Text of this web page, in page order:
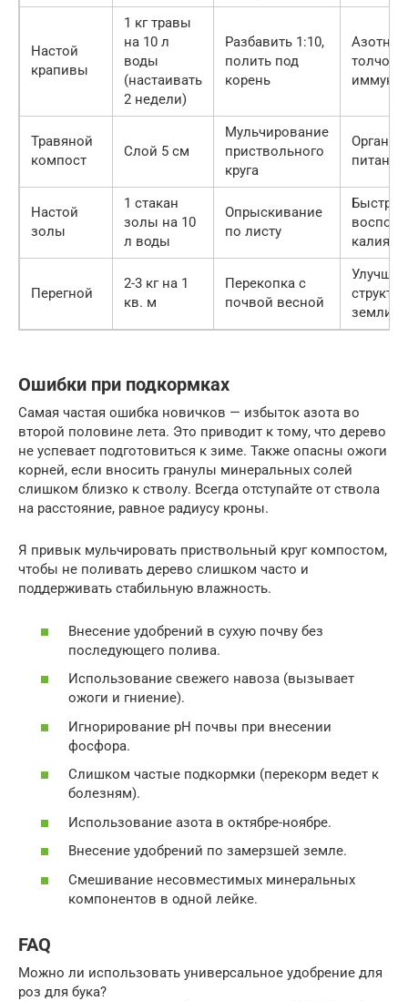
Настой
крапивы
1 кг травы
на 10 л
воды
(настаивать
2 недели)
Разбавить 1:10,
полить под
корень
толчок,
Травяной
компост
Слой 5 см
Мульчирование
приствольного
круга
питание
Настой
золы
1 стакан
золы на 10
л воды
Опрыскивание
по листу
Быстрое
калия
Перегной
2-3 кг на 1
кв. м
Перекопка с
почвой весной
земли
Ошибки при подкормках
Самая частая ошибка новичков — избыток азота во
второй половине лета. Это приводит к тому, что дерево
не успевает подготовиться к зиме. Также опасны ожоги
корней, если вносить гранулы минеральных солей
слишком близко к стволу. Всегда отступайте от ствола
на расстояние, равное радиусу кроны.
Я привык мульчировать приствольный круг компостом,
чтобы не поливать дерево слишком часто и
поддерживать стабильную влажность.
Внесение удобрений в сухую почву без
последующего полива.
Использование свежего навоза (вызывает
ожоги и гниение).
Игнорирование pH почвы при внесении
фосфора.
Слишком частые подкормки (перекорм ведет к
болезням).
Использование азота в октябре-ноябре.
Внесение удобрений по замерзшей земле.
Смешивание несовместимых минеральных
компонентов в одной лейке.
FAQ
Можно ли использовать универсальное удобрение для
роз для бука?